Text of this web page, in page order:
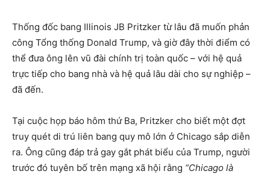
Thống đốc bang Illinois JB Pritzker từ lâu đã muốn phản
công Tổng thống Donald Trump, và giờ đây thời điểm có
thể đưa ông lên vũ đài chính trị toàn quốc – với hệ quả
trực tiếp cho bang nhà và hệ quả lâu dài cho sự nghiệp –
đã đến.
Tại cuộc họp báo hôm thứ Ba, Pritzker cho biết một đợt
truy quét di trú liên bang quy mô lớn ở Chicago sắp diễn
ra. Ông cũng đáp trả gay gắt phát biểu của Trump, người
trước đó tuyên bố trên mạng xã hội rằng “Chicago là